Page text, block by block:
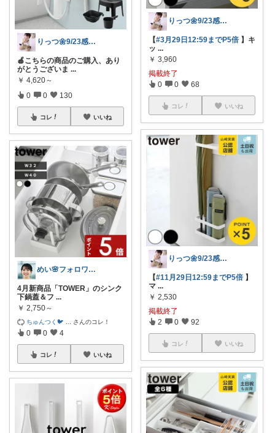
りっつ🌼9/23感謝です🩵
🍎こちらの商品のご購入、あり
がとうございま ...
￥ 4,620～
0 0 130
コレ いいね
めい🌸フォロワー様から購入❣️フォロバ
4月新商品「TOWER」のシンク
下鍋蓋＆フ ...
￥ 2,750～
ちゅんつく🐦 さんのコレ！
0 0 4
コレ いいね
りっつ🌼9/23感謝です🩵
【#3月29日12:59までP5倍 】キ
ッ ...
￥ 3,960
掲載終了
0 0 68
コレ いいね
りっつ🌼9/23感謝です🩵
【#11月29日12:59までP5倍 】
マ ...
￥ 2,530
掲載終了
2 0 92
コレ いいね